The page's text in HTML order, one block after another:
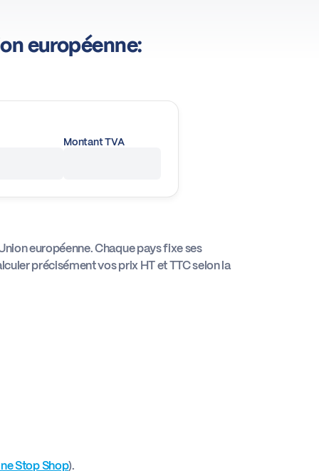
européenne:
Montant TVA
européenne. Chaque pays fixe ses
précisément vos prix HT et TTC selon la
Stop Shop).